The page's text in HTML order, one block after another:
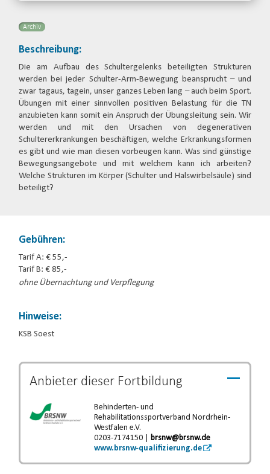
Email
Archiv
Beschreibung:
Die am Aufbau des Schultergelenks beteiligten Strukturen
werden bei jeder Schulter-Arm-Bewegung beansprucht – und
zwar tagaus, tagein, unser ganzes Leben lang – auch beim Sport.
Übungen mit einer sinnvollen positiven Belastung für die TN
anzubieten kann somit ein Anspruch der Übungsleitung sein. Wir
werden und mit den Ursachen von degenerativen
Schultererkrankungen beschäftigen, welche Erkrankungsformen
es gibt und wie man diesen vorbeugen kann. Was sind günstige
Bewegungsangebote und mit welchem kann ich arbeiten?
Welche Strukturen im Körper (Schulter und Halswirbelsäule) sind
beteiligt?
Gebühren:
Tarif A: € 55,-
Tarif B: € 85,-
ohne Übernachtung und Verpflegung
Hinweise:
KSB Soest
Anbieter dieser Fortbildung
Behinderten- und
Rehabilitationssportverband Nordrhein-
Westfalen e.V.
0203-7174150 |
brsnw@brsnw.de
www.brsnw-qualifizierung.de